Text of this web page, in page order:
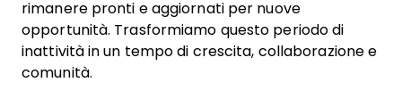
rimanere pronti e aggiornati per nuove
opportunità. Trasformiamo questo periodo di
inattività in un tempo di crescita, collaborazione e
comunità.